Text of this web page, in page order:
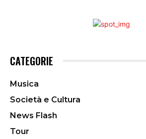
CATEGORIE
Musica
Società e Cultura
News Flash
Tour